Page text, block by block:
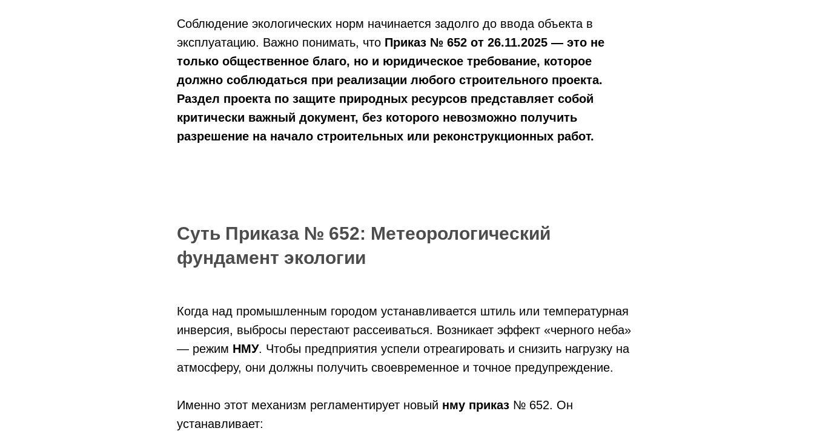
Соблюдение экологических норм начинается задолго до ввода объекта в
эксплуатацию. Важно понимать, что Приказ № 652 от 26.11.2025 — это не
только общественное благо, но и юридическое требование, которое
должно соблюдаться при реализации любого строительного проекта.
Раздел проекта по защите природных ресурсов представляет собой
критически важный документ, без которого невозможно получить
разрешение на начало строительных или реконструкционных работ.
Суть Приказа № 652: Метеорологический
фундамент экологии
Когда над промышленным городом устанавливается штиль или температурная
инверсия, выбросы перестают рассеиваться. Возникает эффект «черного неба»
— режим НМУ. Чтобы предприятия успели отреагировать и снизить нагрузку на
атмосферу, они должны получить своевременное и точное предупреждение.
Именно этот механизм регламентирует новый нму приказ № 652. Он
устанавливает: